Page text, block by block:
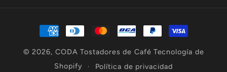
Formas
de
pago
© 2026, CODA Tostadores de Café Tecnología de
Shopify
Política de privacidad